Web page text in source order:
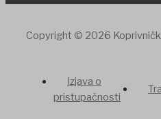
Copyright © 2026
Izjava o
pristupačnosti